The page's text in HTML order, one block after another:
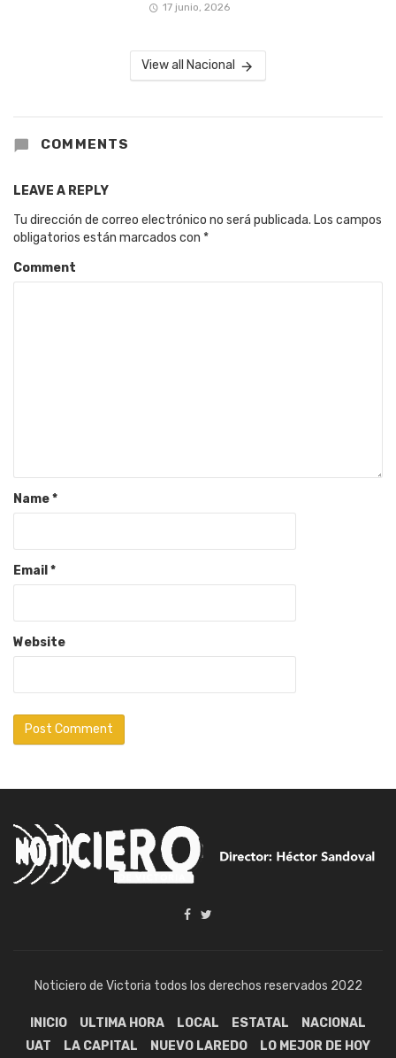
17 junio, 2026
View all Nacional
COMMENTS
LEAVE A REPLY
Tu dirección de correo electrónico no será publicada. Los campos
obligatorios están marcados con *
Comment
Name*
Email *
Website
Noticiero de Victoria todos los derechos reservados 2022
INICIO ULTIMA HORA LOCAL ESTATAL
NACIONAL
UAT
LA CAPITAL NUEVO LAREDO LO MEJOR DE HOY